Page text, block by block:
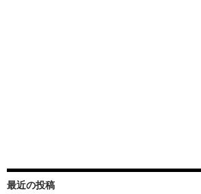
最近の投稿